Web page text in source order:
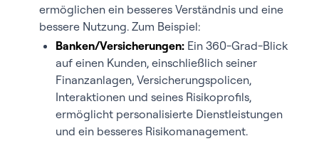
ermöglichen ein besseres Verständnis und eine
bessere Nutzung. Zum Beispiel:
Banken/Versicherungen: Ein 360-Grad-Blick
auf einen Kunden, einschließlich seiner
Finanzanlagen, Versicherungspolicen,
Interaktionen und seines Risikoprofils,
ermöglicht personalisierte Dienstleistungen
und ein besseres Risikomanagement.